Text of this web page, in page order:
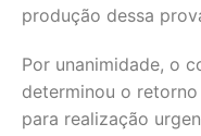
produção dessa
Por unanimidade, o
determinou o
para realização